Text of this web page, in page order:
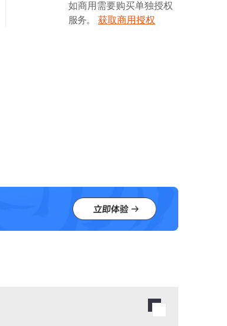
如商用需要购买单独授权
服务。
获取商用授权